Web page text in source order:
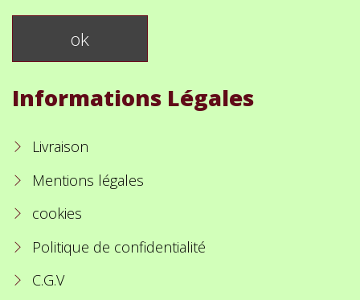
Informations Légales
Livraison
Mentions légales
cookies
Politique de confidentialité
C.G.V